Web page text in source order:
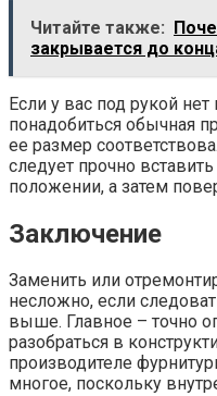
Читайте также:
закрывается до
Если у вас под рукой
понадобиться обычная
ее размер
следует прочно
положении, а затем
Заключение
Заменить или
несложно, если
выше. Главное – точно
разобраться в
производителе
многое, поскольку